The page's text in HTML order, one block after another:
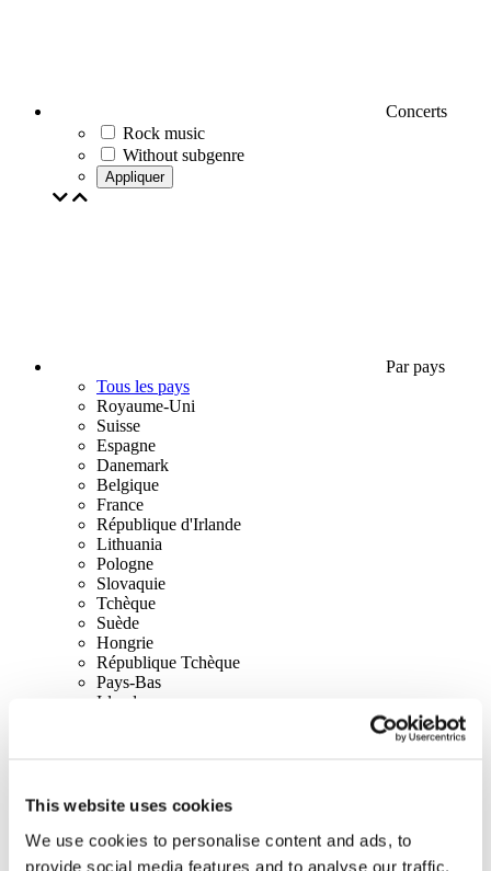
This website uses cookies
We use cookies to personalise content and ads, to
provide social media features and to analyse our traffic.
Concerts
Rock music
Without subgenre
Appliquer
Par pays
Tous les pays
Royaume-Uni
Suisse
Espagne
Danemark
Belgique
France
République d'Irlande
Lithuania
Pologne
Slovaquie
Tchèque
Suède
Hongrie
République Tchèque
Pays-Bas
Irlande
Norway
USA